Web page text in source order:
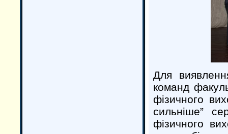
Для
команд
фізичного
сильніше”
фізичного